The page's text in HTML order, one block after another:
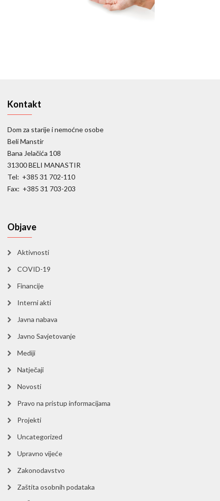
Kontakt
Dom za starije i nemoćne osobe
Beli Manstir
Bana Jelačića 108
31300 BELI MANASTIR
Tel: +385 31 702-110
Fax: +385 31 703-203
Objave
Aktivnosti
COVID-19
Financije
Interni akti
Javna nabava
Javno Savjetovanje
Mediji
Natječaji
Novosti
Pravo na pristup informacijama
Projekti
Uncategorized
Upravno vijeće
Zakonodavstvo
Zaštita osobnih podataka